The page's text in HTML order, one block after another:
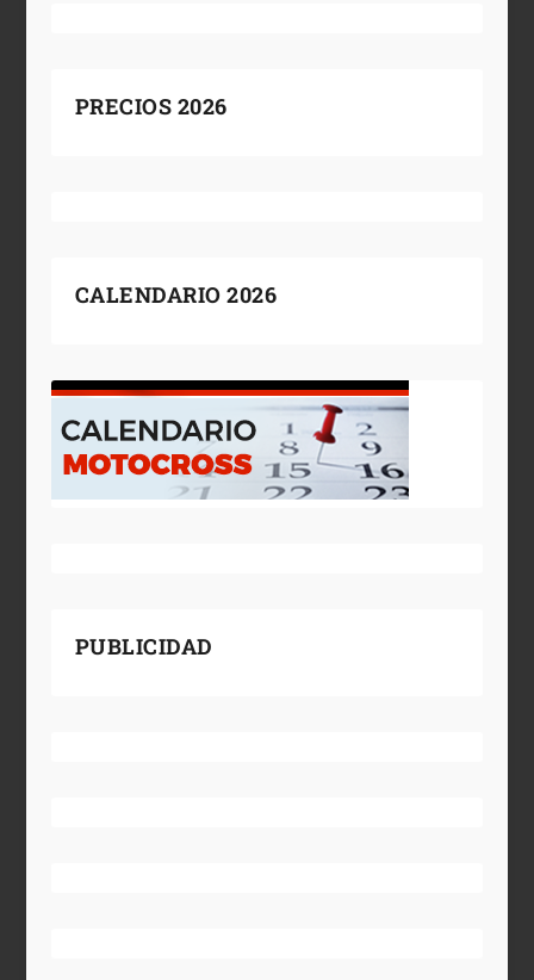
PRECIOS 2026
CALENDARIO 2026
PUBLICIDAD